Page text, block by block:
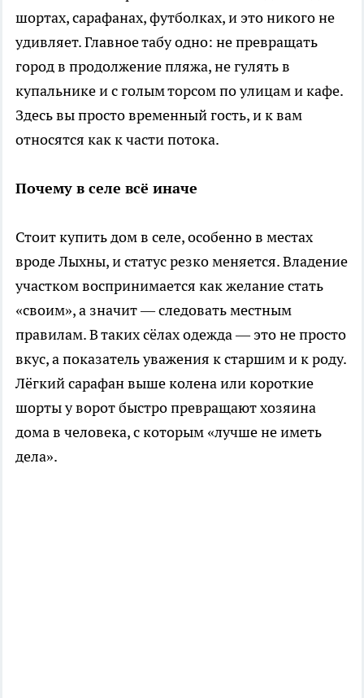
шортах, сарафанах, футболках, и это никого не
удивляет. Главное табу одно: не превращать
город в продолжение пляжа, не гулять в
купальнике и с голым торсом по улицам и кафе.
Здесь вы просто временный гость, и к вам
относятся как к части потока.
Почему в селе всё иначе
Стоит купить дом в селе, особенно в местах
вроде Лыхны, и статус резко меняется. Владение
участком воспринимается как желание стать
«своим», а значит — следовать местным
правилам. В таких сёлах одежда — это не просто
вкус, а показатель уважения к старшим и к роду.
Лёгкий сарафан выше колена или короткие
шорты у ворот быстро превращают хозяина
дома в человека, с которым «лучше не иметь
дела».